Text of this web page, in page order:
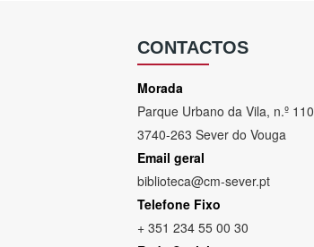
CONTACTOS
Morada
Parque Urbano da Vila, n.º 110
3740-263 Sever do Vouga
Email geral
biblioteca@cm-sever.pt
Telefone Fixo
+ 351 234 55 00 30